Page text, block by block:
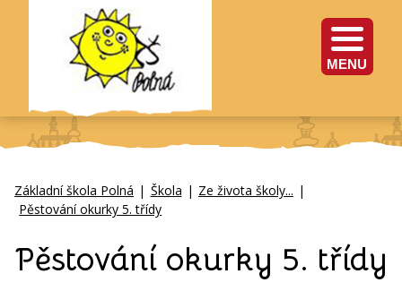
MENU
Základní škola Polná | Škola | Ze života školy... |
Pěstování okurky 5. třídy
Pěstování okurky 5. třídy